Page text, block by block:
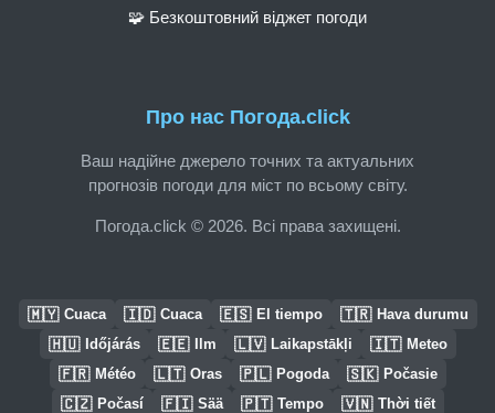
Про нас Погода.click
Ваш надійне джерело точних та актуальних
прогнозів погоди для міст по всьому світу.
Погода.click © 2026. Всі права захищені.
🧩 Безкоштовний віджет погоди
🇲🇾 Cuaca 🇮🇩 Cuaca 🇪🇸 El tiempo 🇹🇷 Hava durumu
🇭🇺 Időjárás 🇪🇪 Ilm 🇱🇻 Laikapstākļi 🇮🇹 Meteo
🇫🇷 Météo 🇱🇹 Oras 🇵🇱 Pogoda 🇸🇰 Počasie
🇨🇿 Počasí 🇫🇮 Sää 🇵🇹 Tempo 🇻🇳 Thời tiết